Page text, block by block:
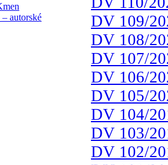
DV 109/
DV 108/
DV 107/
DV 106/
DV 105/
DV 104/
DV 103/
DV 102/